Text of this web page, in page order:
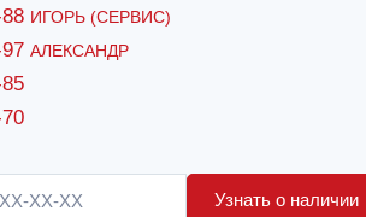
ИГОРЬ (СЕРВИС)
АЛЕКСАНДР
Узнать о наличии